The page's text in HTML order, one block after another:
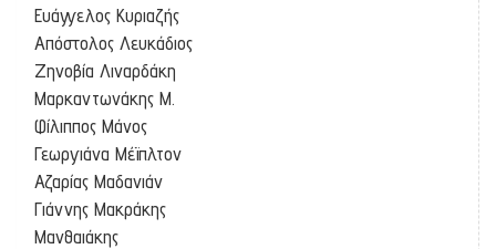
Ευάγγελος Κυριαζής
Απόστολος Λευκάδιος
Ζηνοβία Λιναρδάκη
Μαρκαντωνάκης Μ.
Φίλιππος Μάνος
Γεωργιάνα Μέϊπλτον
Αζαρίας Μαδανιάν
Γιάννης Μακράκης
Μανθαιάκης